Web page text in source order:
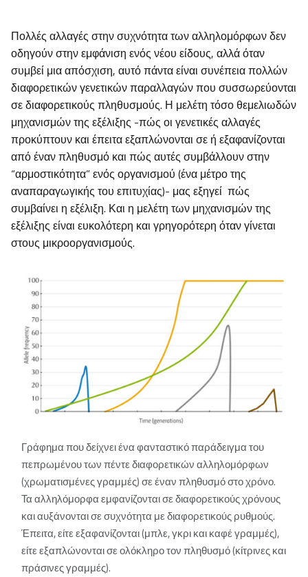
Πολλές αλλαγές στην συχνότητα των αλληλομόρφων δεν
οδηγούν στην εμφάνιση ενός νέου είδους, αλλά όταν
συμβεί μια απόσχιση, αυτό πάντα είναι συνέπεια πολλών
διαφορετικών γενετικών παραλλαγών που συσσωρεύονται
σε διαφορετικούς πληθυσμούς. Η μελέτη τόσο θεμελιωδών
μηχανισμών της εξέλιξης -πώς οι γενετικές αλλαγές
προκύπτουν και έπειτα εξαπλώνονται σε ή εξαφανίζονται
από έναν πληθυσμό και πώς αυτές συμβάλλουν στην
“αρμοστικότητα” ενός οργανισμού (ένα μέτρο της
αναπαραγωγικής του επιτυχίας)- μας εξηγεί πώς
συμβαίνει η εξέλιξη. Και η μελέτη των μηχανισμών της
εξέλιξης είναι ευκολότερη και γρηγορότερη όταν γίνεται
στους μικροοργανισμούς.
Γράφημα που δείχνει ένα φανταστικό παράδειγμα του
πεπρωμένου των πέντε διαφορετικών αλληλομόρφων
(χρωματισμένες γραμμές) σε έναν πληθυσμό στο χρόνο.
Τα αλληλόμορφα εμφανίζονται σε διαφορετικούς χρόνους
και αυξάνονται σε συχνότητα με διαφορετικούς ρυθμούς.
Έπειτα, είτε εξαφανίζονται (μπλε, γκρι και καφέ γραμμές),
είτε εξαπλώνονται σε ολόκληρο τον πληθυσμό (κίτρινες και
πράσινες γραμμές).